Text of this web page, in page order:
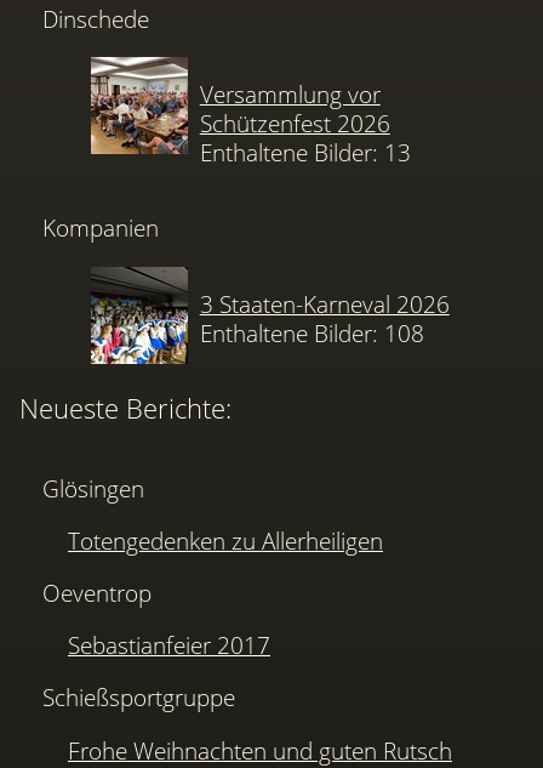
Dinschede
Versammlung vor
Schützenfest 2026
Enthaltene Bilder: 13
Kompanien
3 Staaten-Karneval 2026
Enthaltene Bilder: 108
Neueste Berichte:
Glösingen
Totengedenken zu Allerheiligen
Oeventrop
Sebastianfeier 2017
Schießsportgruppe
Frohe Weihnachten und guten Rutsch